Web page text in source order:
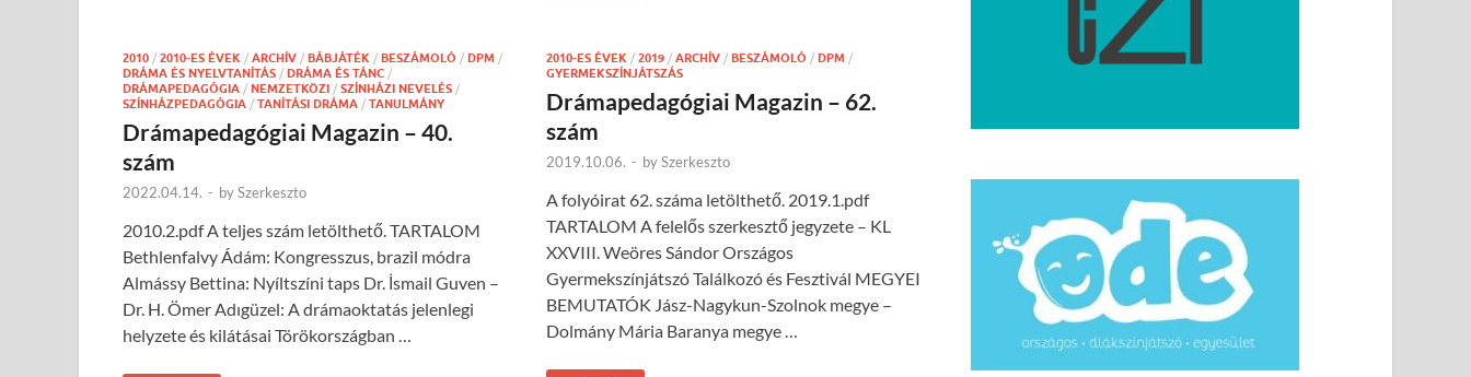
2010 / 2010-ES ÉVEK / ARCHÍV / BÁBJÁTÉK / BESZÁMOLÓ / DPM /
DRÁMA ÉS NYELVTANÍTÁS / DRÁMA ÉS TÁNC /
DRÁMAPEDAGÓGIA / NEMZETKÖZI / SZÍNHÁZI NEVELÉS /
SZÍNHÁZPEDAGÓGIA / TANÍTÁSI DRÁMA / TANULMÁNY
Drámapedagógiai Magazin – 40.
szám
2022.04.14. - bySzerkeszto
2010.2.pdf A teljes szám letölthető. TARTALOM
Bethlenfalvy Ádám: Kongresszus, brazil módra
Almássy Bettina: Nyíltszíni taps Dr. İsmail Guven –
Dr. H. Ömer Adıgüzel: A drámaoktatás jelenlegi
helyzete és kilátásai Törökországban …
2010-ES ÉVEK / 2019 / ARCHÍV / BESZÁMOLÓ / DPM /
GYERMEKSZÍNJÁTSZÁS
Drámapedagógiai Magazin – 62.
szám
2019.10.06. - bySzerkeszto
A folyóirat 62. száma letölthető. 2019.1.pdf
TARTALOM A felelős szerkesztő jegyzete – KL
XXVIII. Weöres Sándor Országos
Gyermekszínjátszó Találkozó és Fesztivál MEGYEI
BEMUTATÓK Jász-Nagykun-Szolnok megye –
Dolmány Mária Baranya megye …